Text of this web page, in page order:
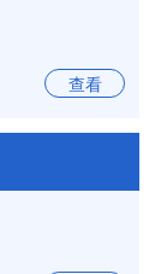
查看